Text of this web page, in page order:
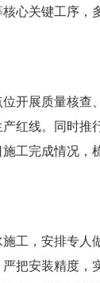
心关键工序，
开展质量核查
红线。同时推
工完成情况，
工，安排专人
把安装精度，